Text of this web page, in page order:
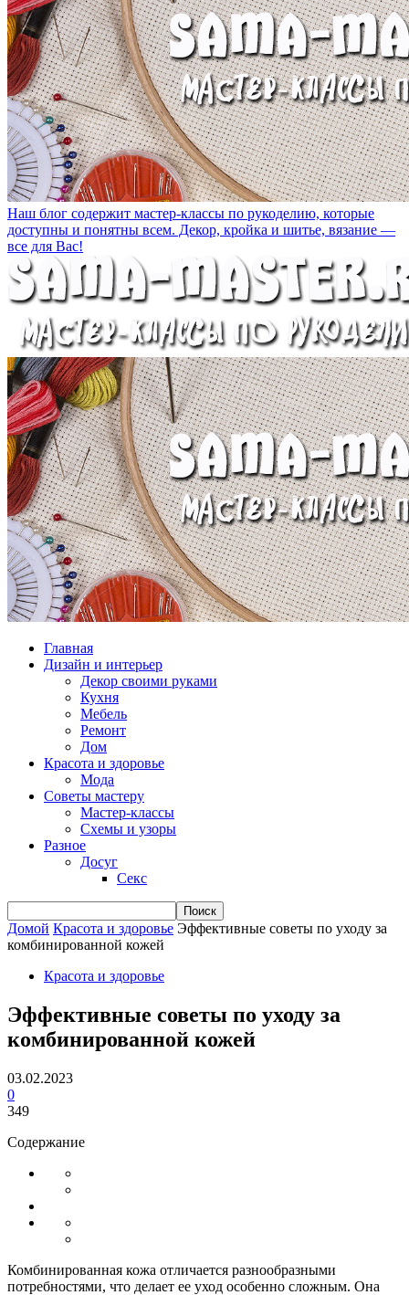
Наш блог содержит мастер-классы по рукоделию, которые
доступны и понятны всем. Декор, кройка и шитье, вязание —
все для Вас!
Главная
Дизайн и интерьер
Декор своими руками
Кухня
Мебель
Ремонт
Дом
Красота и здоровье
Мода
Советы мастеру
Мастер-классы
Схемы и узоры
Разное
Досуг
Секс
Домой Красота и здоровье Эффективные советы по уходу за
комбинированной кожей
Красота и здоровье
Эффективные советы по уходу за
комбинированной кожей
03.02.2023
0
349
Содержание
Комбинированная кожа отличается разнообразными
потребностями, что делает ее уход особенно сложным. Она